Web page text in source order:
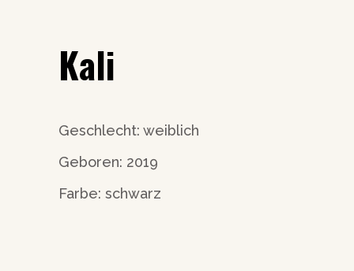
Kali
Geschlecht: weiblich
Geboren: 2019
Farbe: schwarz